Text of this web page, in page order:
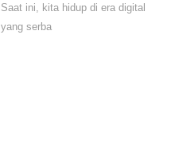
Saat ini, kita hidup di era digital
yang serba